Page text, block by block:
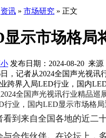
资讯 » 市场研究 » 正文
显示市场格局
发布日期：2024-08-20 来
，记者从2024全国声光视
跨界入局LED行业，国内
全国声光视讯行业精品
行业，国内LED显示市场格局
看到来自全国各地的近二